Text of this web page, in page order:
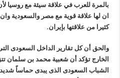
بالمرة للعرب في علاقة سيئة مع روسيا
ان لها علاقة قوية مع مصر والسعودية
كثيرا من علاقتها بإيران.
والحق أن كل تقارير الداخل السعودى
الخارج تؤكد أن شعبية محمد بن سلمان
الشباب السعودى الذى يبدى حماساً